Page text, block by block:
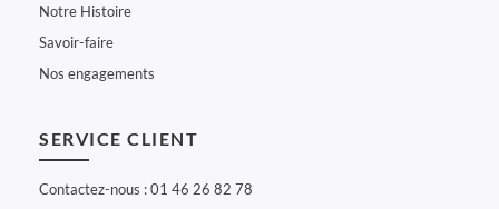
Notre Histoire
Savoir-faire
Nos engagements
SERVICE CLIENT
Contactez-nous : 01 46 26 82 78